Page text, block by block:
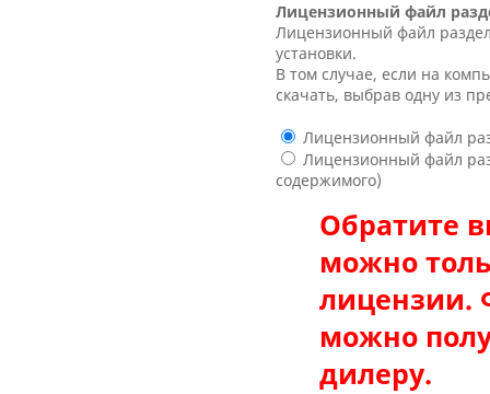
Лицензионный файл
Лицензионный файл
установки.
В том случае, если на
скачать, выбрав одну из
Лицензионный файл
Лицензионный файл
содержимого)
Обратите
можно
лицензии.
можно
дилеру.